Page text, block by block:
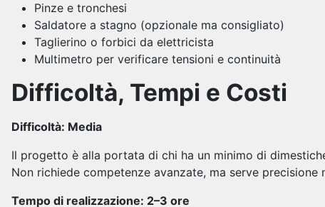
Pinze e tronchesi
Saldatore a stagno (opzionale ma consigliato)
Taglierino o forbici da elettricista
Multimetro per verificare tensioni e continuità
Difficoltà, Tempi e Costi
Difficoltà: Media
Il progetto è alla portata di chi ha un minimo di
Non richiede competenze avanzate, ma serve precisione
Tempo di realizzazione: 2–3 ore